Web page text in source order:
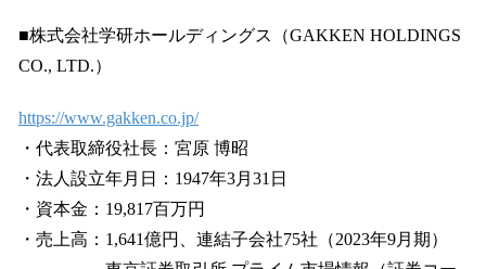
■株式会社学研ホールディングス（GAKKEN HOLDINGS
CO., LTD.）
https://www.gakken.co.jp/
・代表取締役社長：宮原 博昭
・法人設立年月日：1947年3月31日
・資本金：19,817百万円
・売上高：1,641億円、連結子会社75社（2023年9月期）